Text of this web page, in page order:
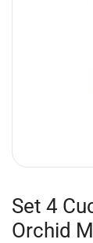
Set 4
Orchid